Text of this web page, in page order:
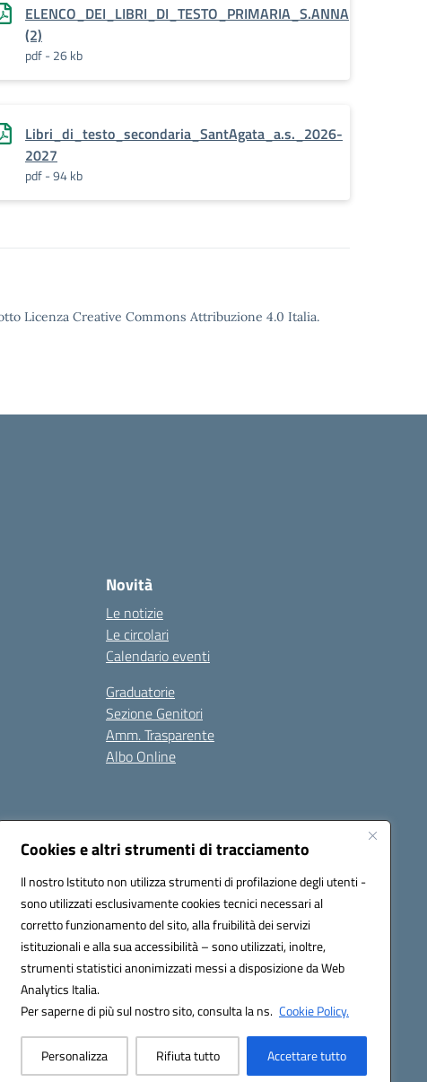
Cookies e altri strumenti di tracciamento
Il nostro Istituto non utilizza strumenti di profilazione degli utenti -
sono utilizzati esclusivamente cookies tecnici necessari al
corretto funzionamento del sito, alla fruibilità dei servizi
istituzionali e alla sua accessibilità – sono utilizzati, inoltre,
strumenti statistici anonimizzati messi a disposizione da Web
Analytics Italia.
Per saperne di più sul nostro sito, consulta la ns. Cookie Policy.
Personalizza Rifiuta tutto Accettare tutto
ELENCO_DEI_LIBRI_DI_TESTO_PRIMARIA_S.ANNA
(2)
pdf - 26 kb
Libri_di_testo_secondaria_SantAgata_a.s._2026-
2027
pdf - 94 kb
Licenza Creative Commons Attribuzione 4.0 Italia.
Novità
Le notizie
Le circolari
Calendario eventi
Graduatorie
Sezione Genitori
Amm. Trasparente
Albo Online